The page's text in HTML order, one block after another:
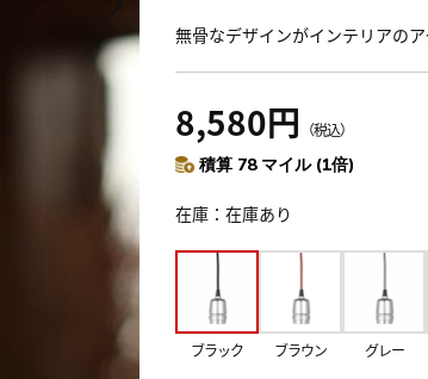
無骨なデザインがインテリアの
8,580円 （税込）
積算 78 マイル (1倍)
在庫 在庫あり
ブラック ブラウン グレー